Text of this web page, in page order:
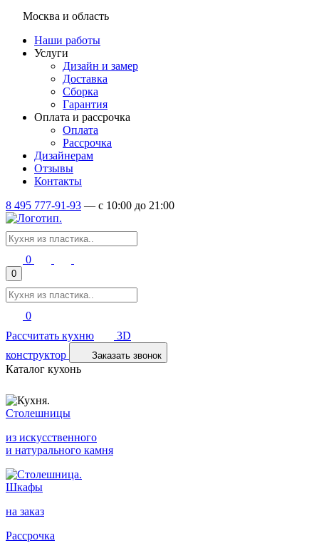
Москва и область
Наши работы
Услуги
Дизайн и замер
Доставка
Сборка
Гарантия
Оплата и рассрочка
Оплата
Рассрочка
Дизайнерам
Отзывы
Контакты
8 495 777-91-93 — c 10:00 до 21:00
0
0
0
Рассчитать кухню
3D
конструктор
Заказать звонок
Каталог кухонь
Столешницы
из искусственного
и натурального камня
Шкафы
на заказ
Рассрочка